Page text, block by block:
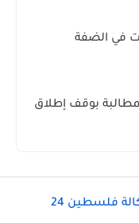
في الضفة
بوقف إطلاق
فلسطين 24